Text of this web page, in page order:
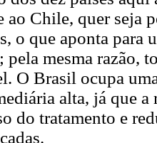
ao Chile, quer seja
o que aponta para
pela mesma razão,
O Brasil ocupa
alta, já que a
do tratamento e